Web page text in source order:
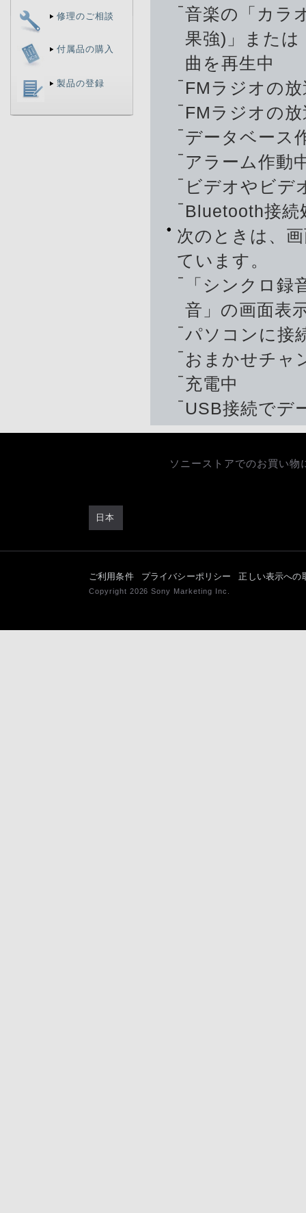
修理のご相談
付属品の購入
製品の登録
音楽の「カラ
果強)」または
曲を再生中
FMラジオの
FMラジオの
データベース
アラーム作動
ビデオやビデ
Bluetooth接続
次のときは、
ています。
「シンクロ
音」の画面表
パソコンに接
おまかせチャ
充電中
USB接続でデ
ソニーストアでのお買い物
日本
ご利用条件 プライバシーポリシー 正しい表示への
Copyright 2026 Sony Marketing Inc.